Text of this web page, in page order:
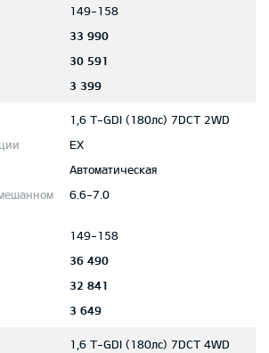
149-158
33 990
30 591
3 399
1,6 T-GDI (180лс) 7DCT 2WD
EX
Автоматическая
6.6-7.0
149-158
36 490
32 841
3 649
1,6 T-GDI (180лс) 7DCT 4WD